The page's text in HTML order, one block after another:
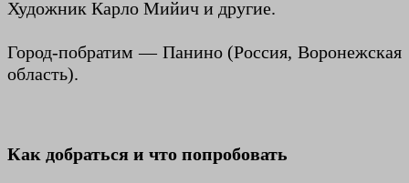
Художник Карло Мийич и другие.
Город-побратим — Панино (Россия, Воронежская
область).
Как добраться и что попробовать